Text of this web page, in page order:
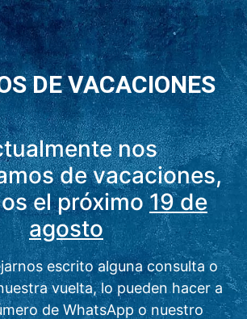
DE VACACIONES
nos
de vacaciones,
el próximo19 de
agosto
escrito alguna consulta o
vuelta, lo pueden hacer a
de WhatsApp o nuestro